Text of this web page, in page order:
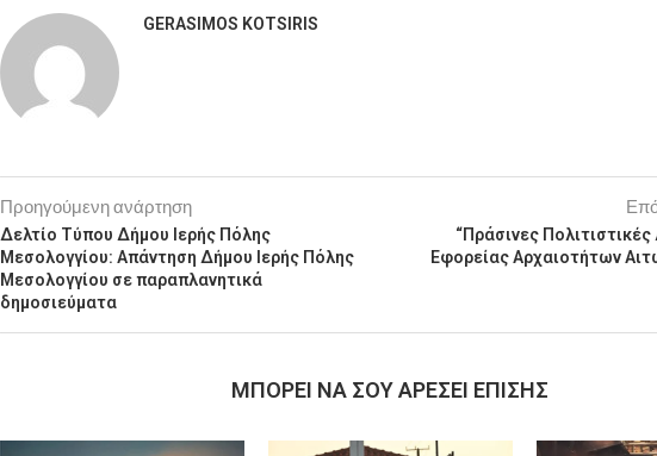
GERASIMOS KOTSIRIS
Προηγούμενη ανάρτηση
Δελτίο Τύπου Δήμου Ιερής Πόλης
Μεσολογγίου: Απάντηση Δήμου Ιερής Πόλης
Μεσολογγίου σε παραπλανητικά
δημοσιεύματα
“Πράσινες
Εφορείας Αρχαιοτήτων
MΠΟΡΕΊ ΝΑ ΣΟΥ ΑΡΈΣΕΙ ΕΠΊΣΗΣ